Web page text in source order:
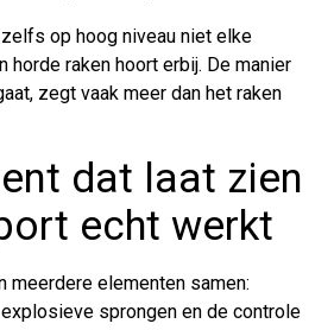
op hoog niveau niet elke
horde raken hoort erbij. De manier
zegt vaak meer dan het raken
dat laat zien
echt werkt
meerdere elementen samen:
sprongen en de controle